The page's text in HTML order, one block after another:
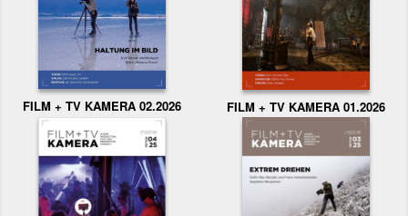
FILM + TV KAMERA 02.2026 FILM + TV KAMERA 01.2026